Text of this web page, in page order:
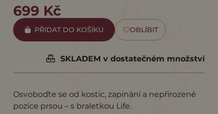
699 Kč
PŘIDAT DO KOŠÍKU OBLÍBIT
SKLADEM v dostatečném množství
Osvoboďte se od kostic, zapínání a nepřirozené
pozice prsou – s braletkou Life.